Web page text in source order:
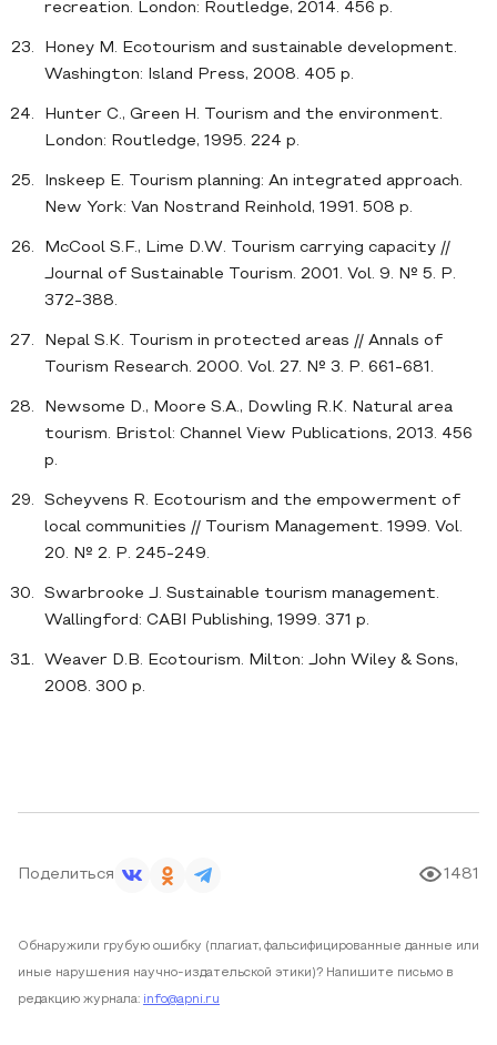
recreation. London: Routledge, 2014. 456 p.
Honey M. Ecotourism and sustainable development.
Washington: Island Press, 2008. 405 p.
Hunter C., Green H. Tourism and the environment.
London: Routledge, 1995. 224 p.
Inskeep E. Tourism planning: An integrated approach.
New York: Van Nostrand Reinhold, 1991. 508 p.
McCool S.F., Lime D.W. Tourism carrying capacity //
Journal of Sustainable Tourism. 2001. Vol. 9. № 5. P.
372-388.
Nepal S.K. Tourism in protected areas // Annals of
Tourism Research. 2000. Vol. 27. № 3. P. 661-681.
Newsome D., Moore S.A., Dowling R.K. Natural area
tourism. Bristol: Channel View Publications, 2013. 456
p.
Scheyvens R. Ecotourism and the empowerment of
local communities // Tourism Management. 1999. Vol.
20. № 2. P. 245-249.
Swarbrooke J. Sustainable tourism management.
Wallingford: CABI Publishing, 1999. 371 p.
Weaver D.B. Ecotourism. Milton: John Wiley & Sons,
2008. 300 p.
Поделиться 1481
Обнаружили грубую ошибку (плагиат, фальсифицированные данные или
иные нарушения научно-издательской этики)? Напишите письмо в
редакцию журнала: info@apni.ru